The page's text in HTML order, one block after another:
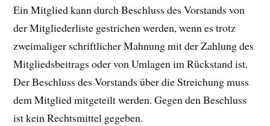
Ein Mitglied kann durch Beschluss des Vorstands von
der Mitgliederliste gestrichen werden, wenn es trotz
zweimaliger schriftlicher Mahnung mit der Zahlung des
Mitgliedsbeitrags oder von Umlagen im Rückstand ist.
Der Beschluss des Vorstands über die Streichung muss
dem Mitglied mitgeteilt werden. Gegen den Beschluss
ist kein Rechtsmittel gegeben.